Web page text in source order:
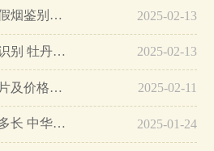
最新白沙细支和天下真假烟鉴别指南… 2025-02-13
牡丹蓝中支烟真假怎么识别 牡丹蓝中支烟真假鉴别带图… 2025-02-13
中华蛇年贺岁版香烟图片及价格大全… 2025-02-11
中华香烟保质期一般有多长 中华香烟保质期在哪里看的… 2025-01-24